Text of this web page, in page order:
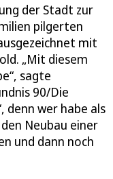
der Stadt zur
pilgerten
mit
„Mit diesem
sagte
90/Die
denn wer habe als
Neubau einer
und dann noch